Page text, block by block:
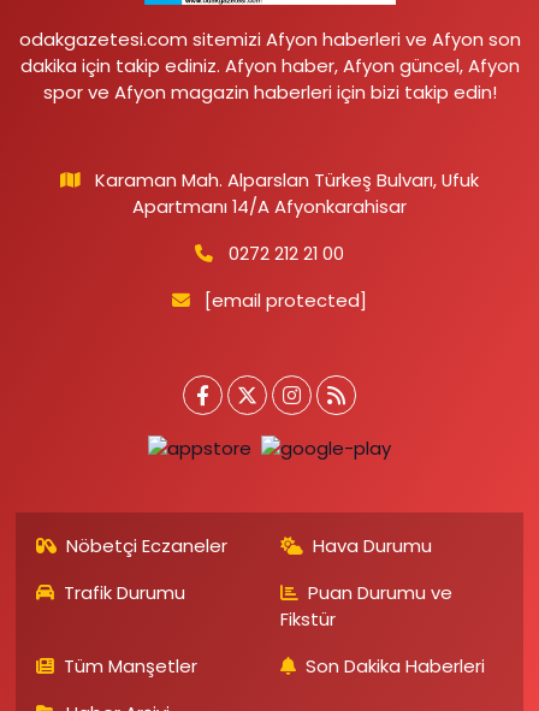
odakgazetesi.com sitemizi Afyon haberleri ve Afyon son
dakika için takip ediniz. Afyon haber, Afyon güncel, Afyon
spor ve Afyon magazin haberleri için bizi takip edin!
Karaman Mah. Alparslan Türkeş Bulvarı, Ufuk
Apartmanı 14/A Afyonkarahisar
0272 212 21 00
[email protected]
Nöbetçi Eczaneler
Hava Durumu
Trafik Durumu
Puan Durumu ve
Fikstür
Tüm Manşetler
Son Dakika Haberleri